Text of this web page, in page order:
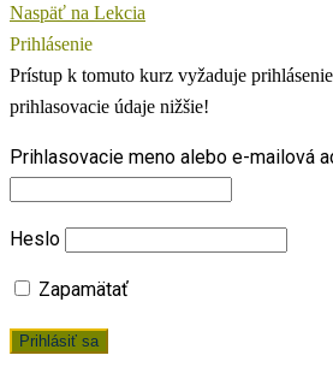
Naspäť na Lekcia
Prihlásenie
Prístup k tomuto kurz vyžaduje
prihlasovacie údaje nižšie!
Prihlasovacie meno alebo e-mailová
Heslo
Zapamätať